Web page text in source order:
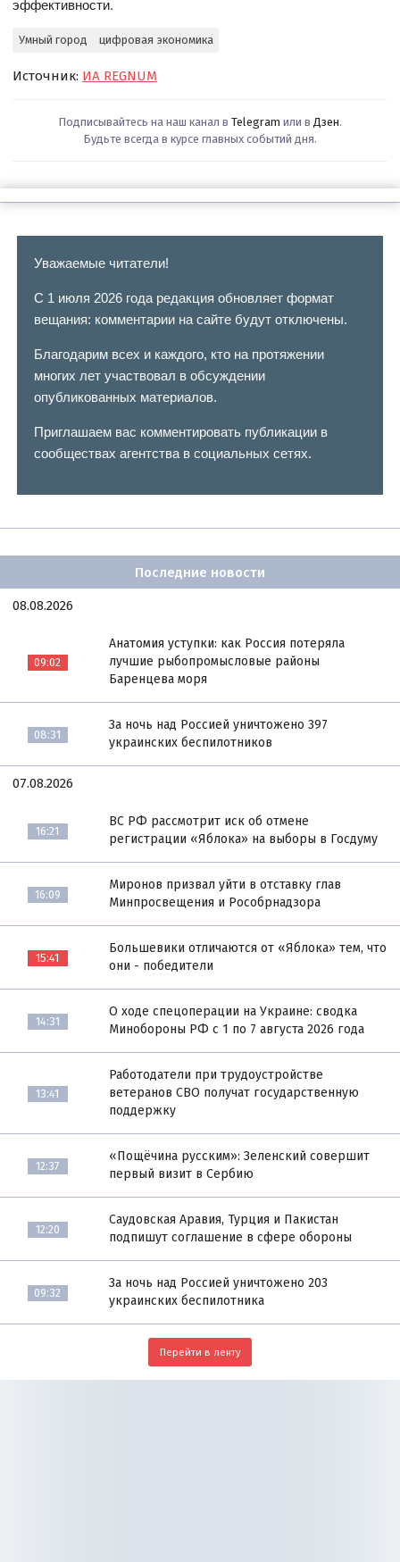
Умный город цифровая экономика
Источник: ИА REGNUM
Подписывайтесь на наш канал в Telegram или в Дзен.
Будьте всегда в курсе главных событий дня.
Уважаемые читатели!
С 1 июля 2026 года редакция обновляет формат
вещания: комментарии на сайте будут отключены.
Благодарим всех и каждого, кто на протяжении
многих лет участвовал в обсуждении
опубликованных материалов.
Приглашаем вас комментировать публикации в
сообществах агентства в социальных сетях.
Последние новости
08.08.2026
09:02
Анатомия уступки: как Россия потеряла
лучшие рыбопромысловые районы
Баренцева моря
08:31
За ночь над Россией уничтожено 397
украинских беспилотников
07.08.2026
16:21
ВС РФ рассмотрит иск об отмене
регистрации «Яблока» на выборы в Госдуму
16:09
Миронов призвал уйти в отставку глав
Минпросвещения и Рособрнадзора
15:41
Большевики отличаются от «Яблока» тем, что
они - победители
14:31
О ходе спецоперации на Украине: сводка
Минобороны РФ с 1 по 7 августа 2026 года
13:41
Работодатели при трудоустройстве
ветеранов СВО получат государственную
поддержку
12:37
«Пощёчина русским»: Зеленский совершит
первый визит в Сербию
12:20
Саудовская Аравия, Турция и Пакистан
подпишут соглашение в сфере обороны
09:32
За ночь над Россией уничтожено 203
украинских беспилотника
Перейти в ленту